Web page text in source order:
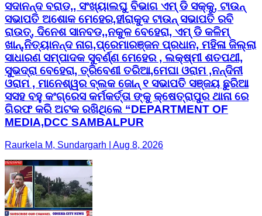
ସଦାନନ୍ଦ ବରାଡ,, ସଂଖ୍ୟାଲଘୁ ବିଭାଗ ଏମ୍ ଡି ସକ୍କୁ, ଟାଉନ୍
ସଭାପତି ଅଶୋକ ମେହେର,ହୀରାକୁଦ ଟାଉନ୍ ସଭାପତି ରବି
ରାଉତ୍, ଦିନେଶ ସାନବଡ,,ନକୁଳ ବେହେରା, ଏମ୍ ଡି କଳିମ୍
ଖାନ୍,ନିତ୍ୟାନନ୍ଦ ନାଗ,ପ୍ରେମାରଞ୍ଜନ ପ୍ରଧାନ, ମହିଳା ଜିଲ୍ଲା
ସାଧାରଣ ସମ୍ପାଦକ ସୁବର୍ଣ୍ଣ ମେହେର , ଲକ୍ଷ୍ମୀ ଶତପଥୀ,
ସୁଭଦ୍ରା ବେହେରା, ତ୍ରିବେଣୀ ତରିଆ,ମେଘା ଓରାମ ,ନନ୍ଦିନୀ
ଓରାମ , ମାନେଶ୍ୱର ବ୍ଲକ ଜୋନ୍ ୧ ସଭାପତି ସଞ୍ଜୟ ଛୁରିଆ
ସସହ ବହୁ କଂଗ୍ରେସ କର୍ମକର୍ତ୍ତା ଙ୍କୁ କ୍ଷେତ୍ରାପୁର ଥାନା ରେ
ଗିରଫ କରି ଅଟକ ରଖିଥିଲେ “DEPARTMENT OF
MEDIA,DCC SAMBALPUR
Raurkela M, Sundargarh | Aug 8, 2026